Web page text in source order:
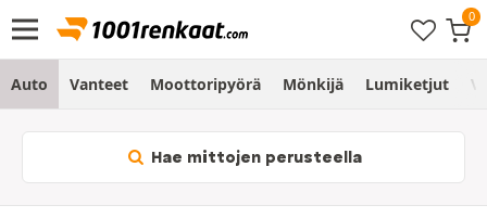
Auto Vanteet Moottoripyörä Mönkijä Lumiketjut
Hae mittojen perusteella